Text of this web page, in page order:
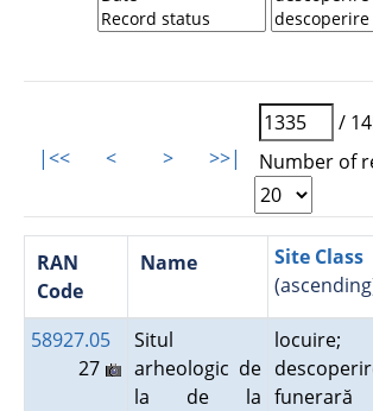
|<< < > >>|
/
Number of
RAN
Code
Name
Site Class
58927.05
27
Situl
arheologic de
la de la
locuire;
funerară